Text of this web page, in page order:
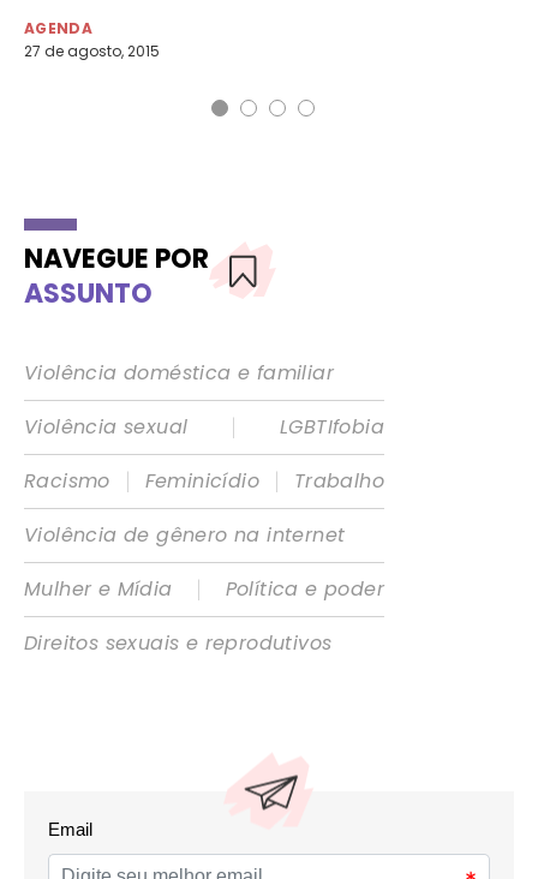
AGENDA
27 de agosto, 2015
NAVEGUE POR
ASSUNTO
Violência doméstica e familiar
Violência sexual
|
LGBTIfobia
Racismo
| Feminicídio |
Trabalho
Violência de gênero na internet
Mulher e Mídia
|
Política e poder
Direitos sexuais e reprodutivos